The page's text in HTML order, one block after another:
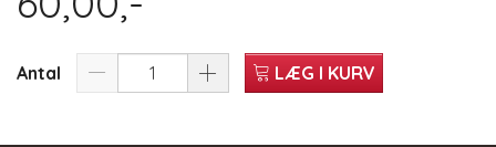
Antal LÆG I KURV